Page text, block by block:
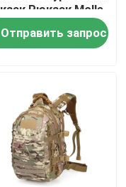
Рюкзак Molle
Отправить запрос